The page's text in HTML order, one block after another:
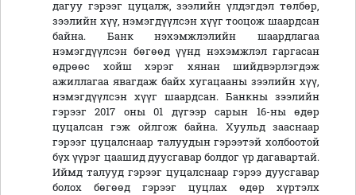
дагуу гэрээг цуцалж, зээлийн үлдэгдэл төлбөр,
зээлийн хүү, нэмэгдүүлсэн хүүг тооцож шаардсан
байна. Банк нэхэмжлэлийн шаардлагаа
нэмэгдүүлсэн бөгөөд үүнд нэхэмжлэл гаргасан
өдрөөс хойш хэрэг хянан шийдвэрлэгдэж
ажиллагаа явагдаж байх хугацааны зээлийн хүү,
нэмэгдүүлсэн хүүг шаардсан. Банкны зээлийн
гэрээг 2017 оны 01 дүгээр сарын 16-ны өдөр
цуцалсан гэж ойлгож байна. Хуульд зааснаар
гэрээг цуцалснаар талуудын гэрээтэй холбоотой
бүх үүрэг цаашид дуусгавар болдог үр дагавартай.
Иймд талууд гэрээг цуцалснаар гэрээ дуусгавар
болох бөгөөд гэрээг цуцлах өдөр хүртэлх